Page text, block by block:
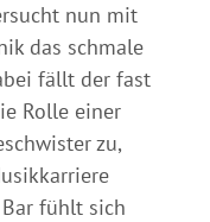
nun mit
das schmale
fällt der fast
Rolle einer
zu,
fühlt sich